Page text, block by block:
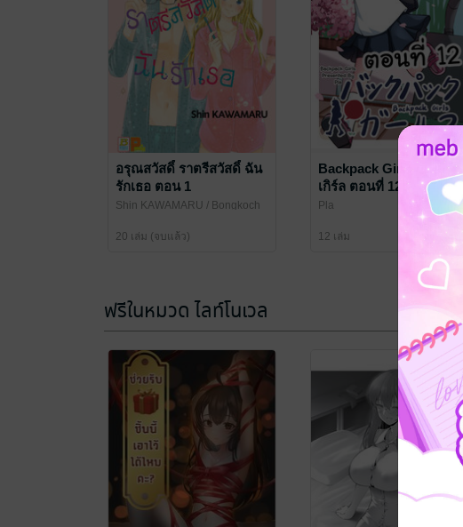
อรุณสวัสดิ์ ราตรีสวัสดิ์ ฉัน
รักเธอ ตอน 1
Shin KAWAMARU / Bongkoch
20 เล่ม (จบแล้ว)
Backpack Girls แบ็คแพ็ค
เกิร์ล ตอนที่ 12
Pla
12 เล่ม
ฟรีในหมวด ไลท์โนเวล